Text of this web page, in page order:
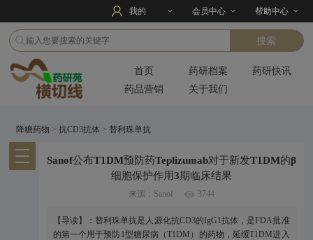
我的 会员中心 帮助中心
首页 药研档案
药研快讯
药品营销
关于我们
降糖药物 >抗CD3抗体 > 替利珠单抗
Sanof公布T1DM预防药Teplizumab对于新发T1DM的β
细胞保护作用3期临床结果
来源：Sanof 3744
【导读】：替利珠单抗是人源化抗CD3的IgG1抗体，是FDA批准
的第一个用于预防1型糖尿病（T1DM）的药物，延缓T1DM进入